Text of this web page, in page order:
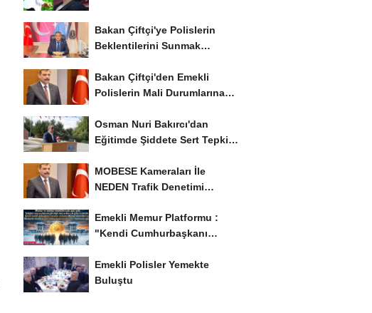
Bakan Çiftçi'ye Polislerin
Beklentilerini Sunmak
Bakan Çiftçi'den Emekli
Polislerin Mali Durumlarına
Osman Nuri Bakırcı'dan
Eğitimde Şiddete Sert Tepki:
MOBESE Kameraları İle
NEDEN Trafik Denetimi
Emekli Memur Platformu :
"Kendi Cumhurbaşkanı
Emekli Polisler Yemekte
Buluştu